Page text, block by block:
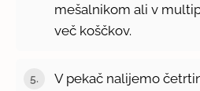
mešalnikom ali v
več koščkov.
V pekač nalijemo